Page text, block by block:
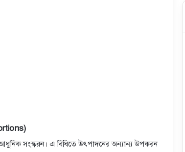
আধুনিক সংস্করন। এ বিধিতে উৎপাদনের অন্যান্য উপকরন